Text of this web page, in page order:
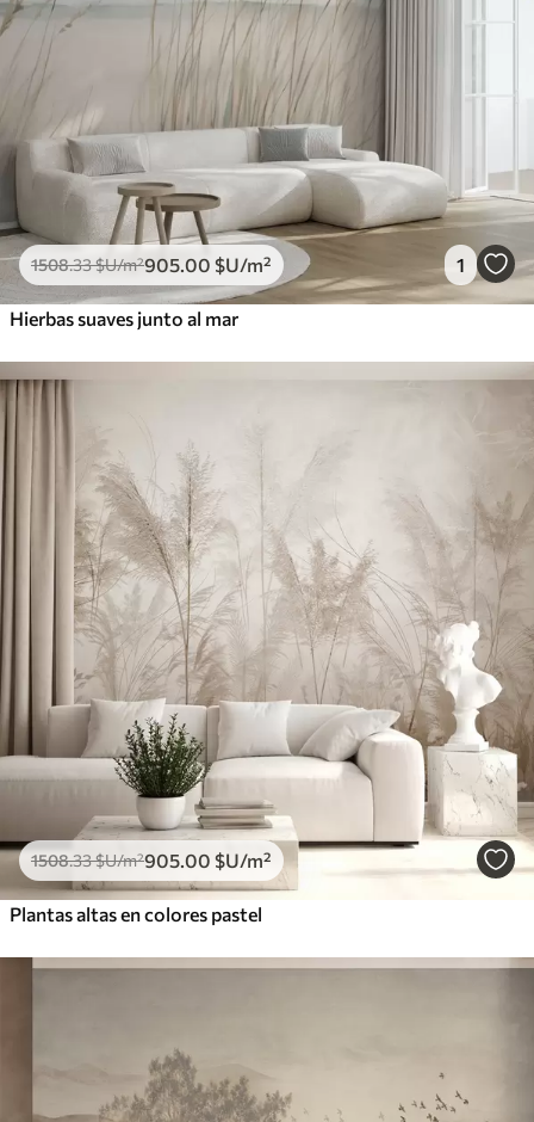
1508.33$U/m²905 .00 $U/m² 1
Hierbas suaves junto al mar
1508.33$U/m²905 .00 $U/m²
Plantas altas en colores pastel